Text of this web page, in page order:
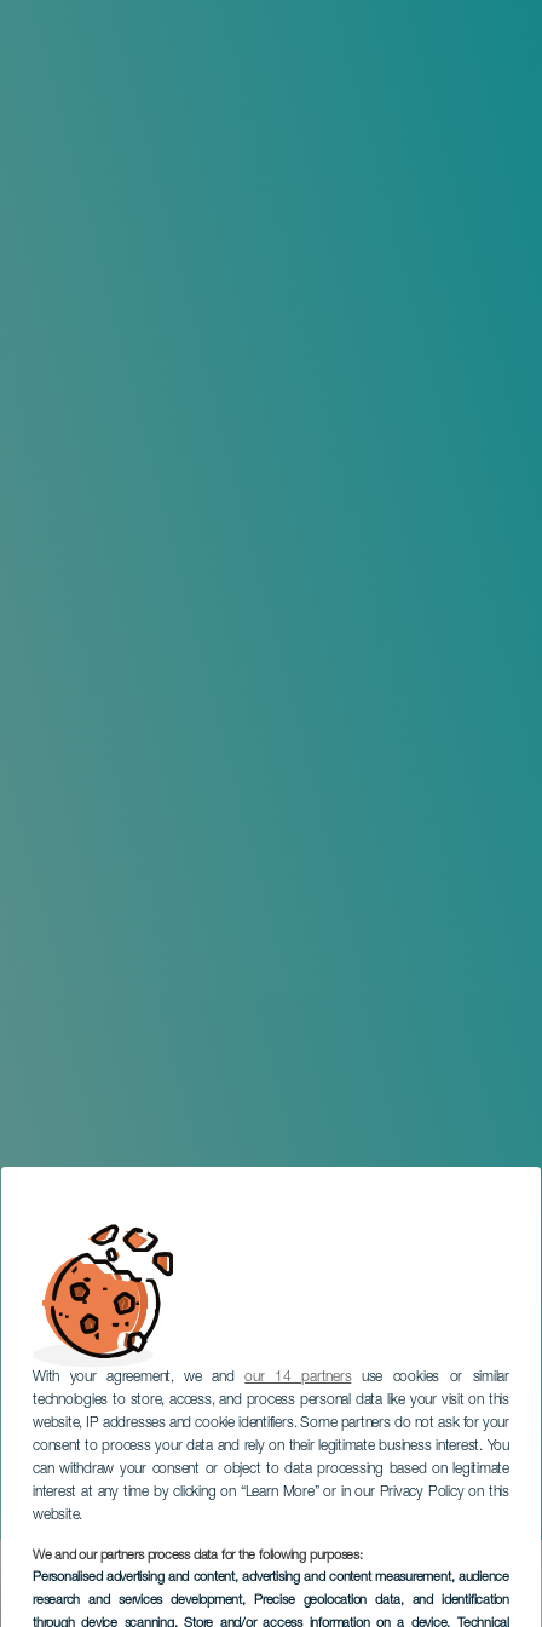
With your agreement, we andour 14 partnersuse cookies or similar
technologies to store, access, and process personal data like your visit on this
website, IP addresses and cookie identifiers. Some partners do not ask for your
consent to process your data and rely on their legitimate business interest. You
can withdraw your consent or object to data processing based on legitimate
interest at any time by clicking on “Learn More” or in our Privacy Policy on this
website.
We and our partners process data for the following purposes:
Personalised advertising and content, advertising and content measurement, audience
research and services development, Precise geolocation data, and identification
through device scanning, Store and/or access information on a device, Technical
Mercado navideño Discobolo
GRAN CANARIA
Imagen
Listado